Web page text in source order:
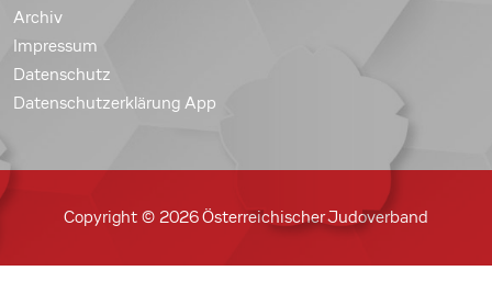
Archiv
Impressum
Datenschutz
Datenschutzerklärung App
Copyright © 2026 Österreichischer Judoverband